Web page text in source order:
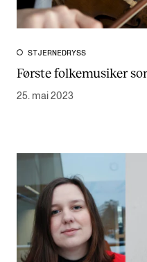
STJERNEDRYSS
Første folkemusiker
25. mai 2023